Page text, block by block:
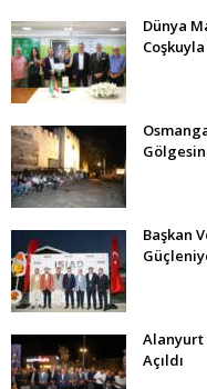
Dünya
Başkan
Alanyurt
Açıldı